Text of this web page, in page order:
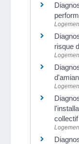
risque
collectif